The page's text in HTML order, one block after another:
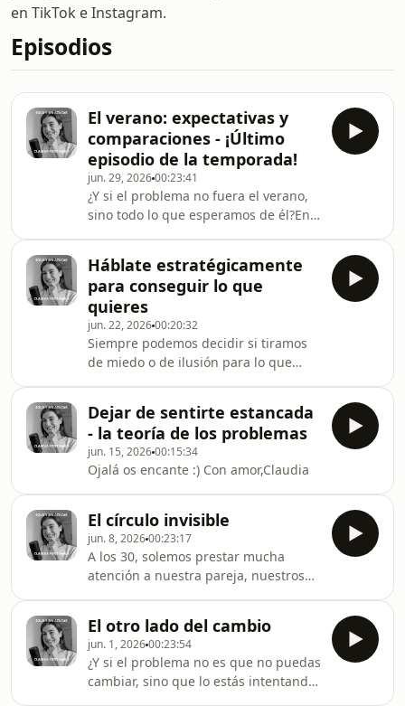
en TikTok e Instagram.
Episodios
El verano: expectativas y
comparaciones - ¡Último
episodio de la temporada!
jun. 29, 202600:23:41
¿Y si el problema no fuera el verano,
sino todo lo que esperamos de él?En
expectativas, la comparación
constante y la presión que muchas
veces sentimos durante esta época
del año. Hablamos de redes sociales,
autoestima, viajes, planes perfectos y
de cómo aprender a vivir un verano
que se parezca más a nosotros y
menos a lo que creemos que deb
Háblate estratégicamente
para conseguir lo que
quieres
jun. 22, 202600:20:32
Siempre podemos decidir si tiramos
de miedo o de ilusión para lo que
modo que nos potencie!Feliz
semana,Clau
Dejar de sentirte estancada
- la teoría de los problemas
jun. 15, 202600:15:34
Ojalá os encante :) Con amor,Claudia
El círculo invisible
jun. 8, 202600:23:17
A los 30, solemos prestar mucha
atención a nuestra pareja, nuestros
personas que, aunque no formen
parte de nuestro día a día, puede
tener un impacto enorme en nuestro
bienestar, nuestras oportunidades y
El otro lado del cambio
jun. 1, 202600:23:54
¿Y si el problema no es que no puedas
cambiar, sino que lo estás intentando